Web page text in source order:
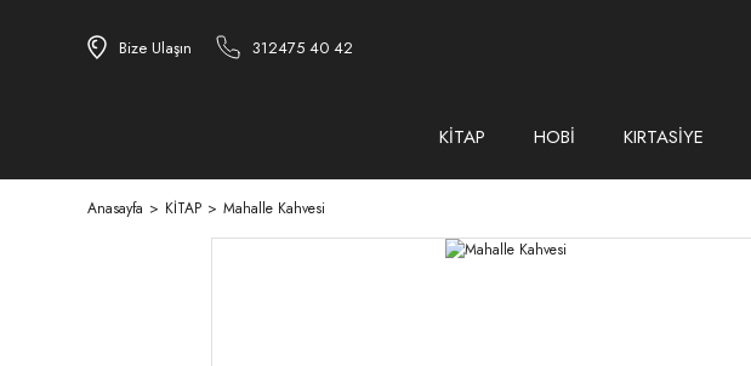
Bize Ulaşın 312475 40 42
KİTAP HOBİ KIRTASİYE
Anasayfa KİTAP Mahalle Kahvesi